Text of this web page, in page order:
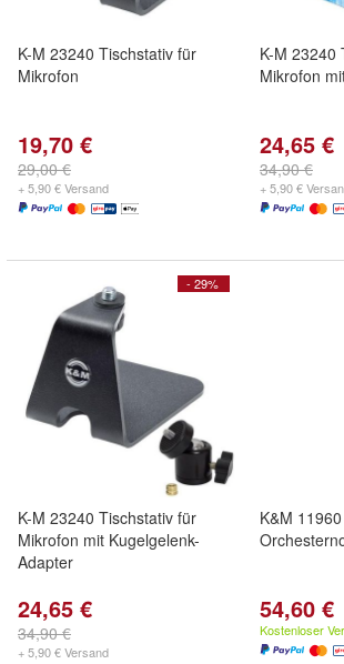
K-M 23240 Tischstativ für
Mikrofon
19,70 €
29,00 €
+ 5,90 € Versand
K-M 23240
Mikrofon
24,65 €
34,90 €
+ 5,90 €
- 29%
K-M 23240 Tischstativ für
Mikrofon mit Kugelgelenk-
Adapter
24,65 €
34,90 €
+ 5,90 € Versand
K&M 11960
54,60 €
Kostenloser